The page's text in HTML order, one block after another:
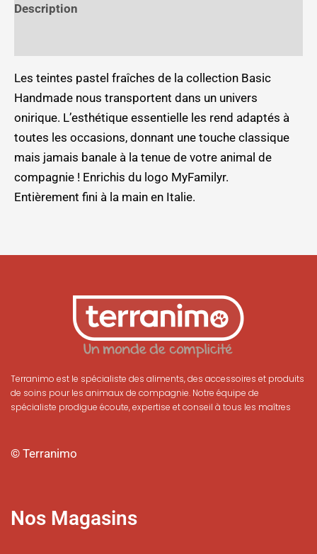
Description
Les teintes pastel fraîches de la collection Basic
Handmade nous transportent dans un univers
onirique. L’esthétique essentielle les rend adaptés à
toutes les occasions, donnant une touche classique
mais jamais banale à la tenue de votre animal de
compagnie ! Enrichis du logo MyFamilyr.
Entièrement fini à la main en Italie.
Terranimo est le spécialiste des aliments, des accessoires et produits
de soins pour les animaux de compagnie. Notre équipe de
spécialiste prodigue écoute, expertise et conseil à tous les maîtres
© Terranimo
Nos Magasins